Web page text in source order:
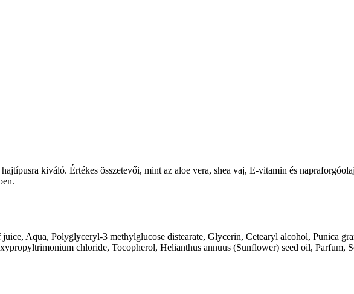
kiváló. Értékes összetevői, mint az aloe vera, shea vaj, E-vitamin és
juice, Aqua, Polyglyceryl-3 methylglucose distearate, Glycerin, Cetearyl alcohol, Punica
chloride, Tocopherol, Helianthus annuus (Sunflower) seed oil, Parfum,